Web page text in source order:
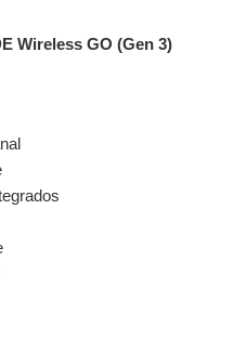
Wireless GO (Gen 3)